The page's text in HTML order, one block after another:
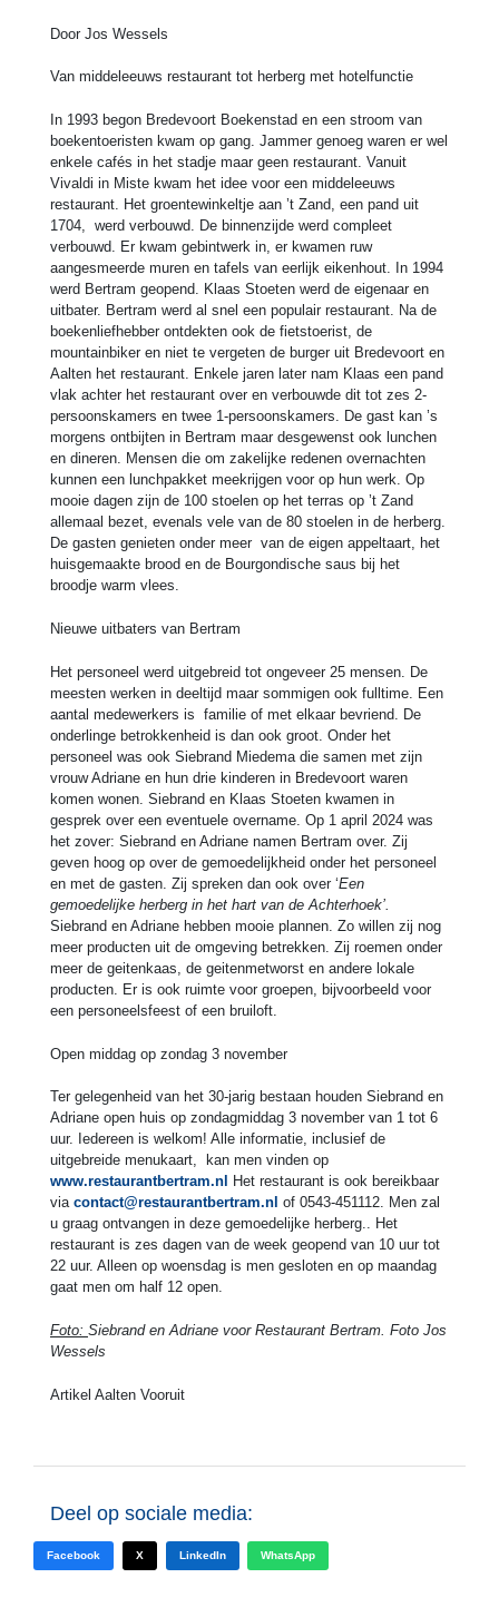
Door Jos Wessels
Van middeleeuws restaurant tot herberg met hotelfunctie
In 1993 begon Bredevoort Boekenstad en een stroom van
boekentoeristen kwam op gang. Jammer genoeg waren er wel
enkele cafés in het stadje maar geen restaurant. Vanuit
Vivaldi in Miste kwam het idee voor een middeleeuws
restaurant. Het groentewinkeltje aan ’t Zand, een pand uit
1704, werd verbouwd. De binnenzijde werd compleet
verbouwd. Er kwam gebintwerk in, er kwamen ruw
aangesmeerde muren en tafels van eerlijk eikenhout. In 1994
werd Bertram geopend. Klaas Stoeten werd de eigenaar en
uitbater. Bertram werd al snel een populair restaurant. Na de
boekenliefhebber ontdekten ook de fietstoerist, de
mountainbiker en niet te vergeten de burger uit Bredevoort en
Aalten het restaurant. Enkele jaren later nam Klaas een pand
vlak achter het restaurant over en verbouwde dit tot zes 2-
persoonskamers en twee 1-persoonskamers. De gast kan ’s
morgens ontbijten in Bertram maar desgewenst ook lunchen
en dineren. Mensen die om zakelijke redenen overnachten
kunnen een lunchpakket meekrijgen voor op hun werk. Op
mooie dagen zijn de 100 stoelen op het terras op ’t Zand
allemaal bezet, evenals vele van de 80 stoelen in de herberg.
De gasten genieten onder meer van de eigen appeltaart, het
huisgemaakte brood en de Bourgondische saus bij het
broodje warm vlees.
Nieuwe uitbaters van Bertram
Het personeel werd uitgebreid tot ongeveer 25 mensen. De
meesten werken in deeltijd maar sommigen ook fulltime. Een
aantal medewerkers is familie of met elkaar bevriend. De
onderlinge betrokkenheid is dan ook groot. Onder het
personeel was ook Siebrand Miedema die samen met zijn
vrouw Adriane en hun drie kinderen in Bredevoort waren
komen wonen. Siebrand en Klaas Stoeten kwamen in
gesprek over een eventuele overname. Op 1 april 2024 was
het zover: Siebrand en Adriane namen Bertram over. Zij
geven hoog op over de gemoedelijkheid onder het personeel
en met de gasten. Zij spreken dan ook over ‘Een
gemoedelijke herberg in het hart van de Achterhoek’.
Siebrand en Adriane hebben mooie plannen. Zo willen zij nog
meer producten uit de omgeving betrekken. Zij roemen onder
meer de geitenkaas, de geitenmetworst en andere lokale
producten. Er is ook ruimte voor groepen, bijvoorbeeld voor
een personeelsfeest of een bruiloft.
Open middag op zondag 3 november
Ter gelegenheid van het 30-jarig bestaan houden Siebrand en
Adriane open huis op zondagmiddag 3 november van 1 tot 6
uur. Iedereen is welkom! Alle informatie, inclusief de
uitgebreide menukaart, kan men vinden op
www.restaurantbertram.nl
Het restaurant is ook bereikbaar
via contact@restaurantbertram.nl of 0543-451112. Men zal
u graag ontvangen in deze gemoedelijke herberg.. Het
restaurant is zes dagen van de week geopend van 10 uur tot
22 uur. Alleen op woensdag is men gesloten en op maandag
gaat men om half 12 open.
Foto: Siebrand en Adriane voor Restaurant Bertram. Foto Jos
Wessels
Artikel Aalten Vooruit
Deel op sociale media:
Facebook X LinkedIn WhatsApp